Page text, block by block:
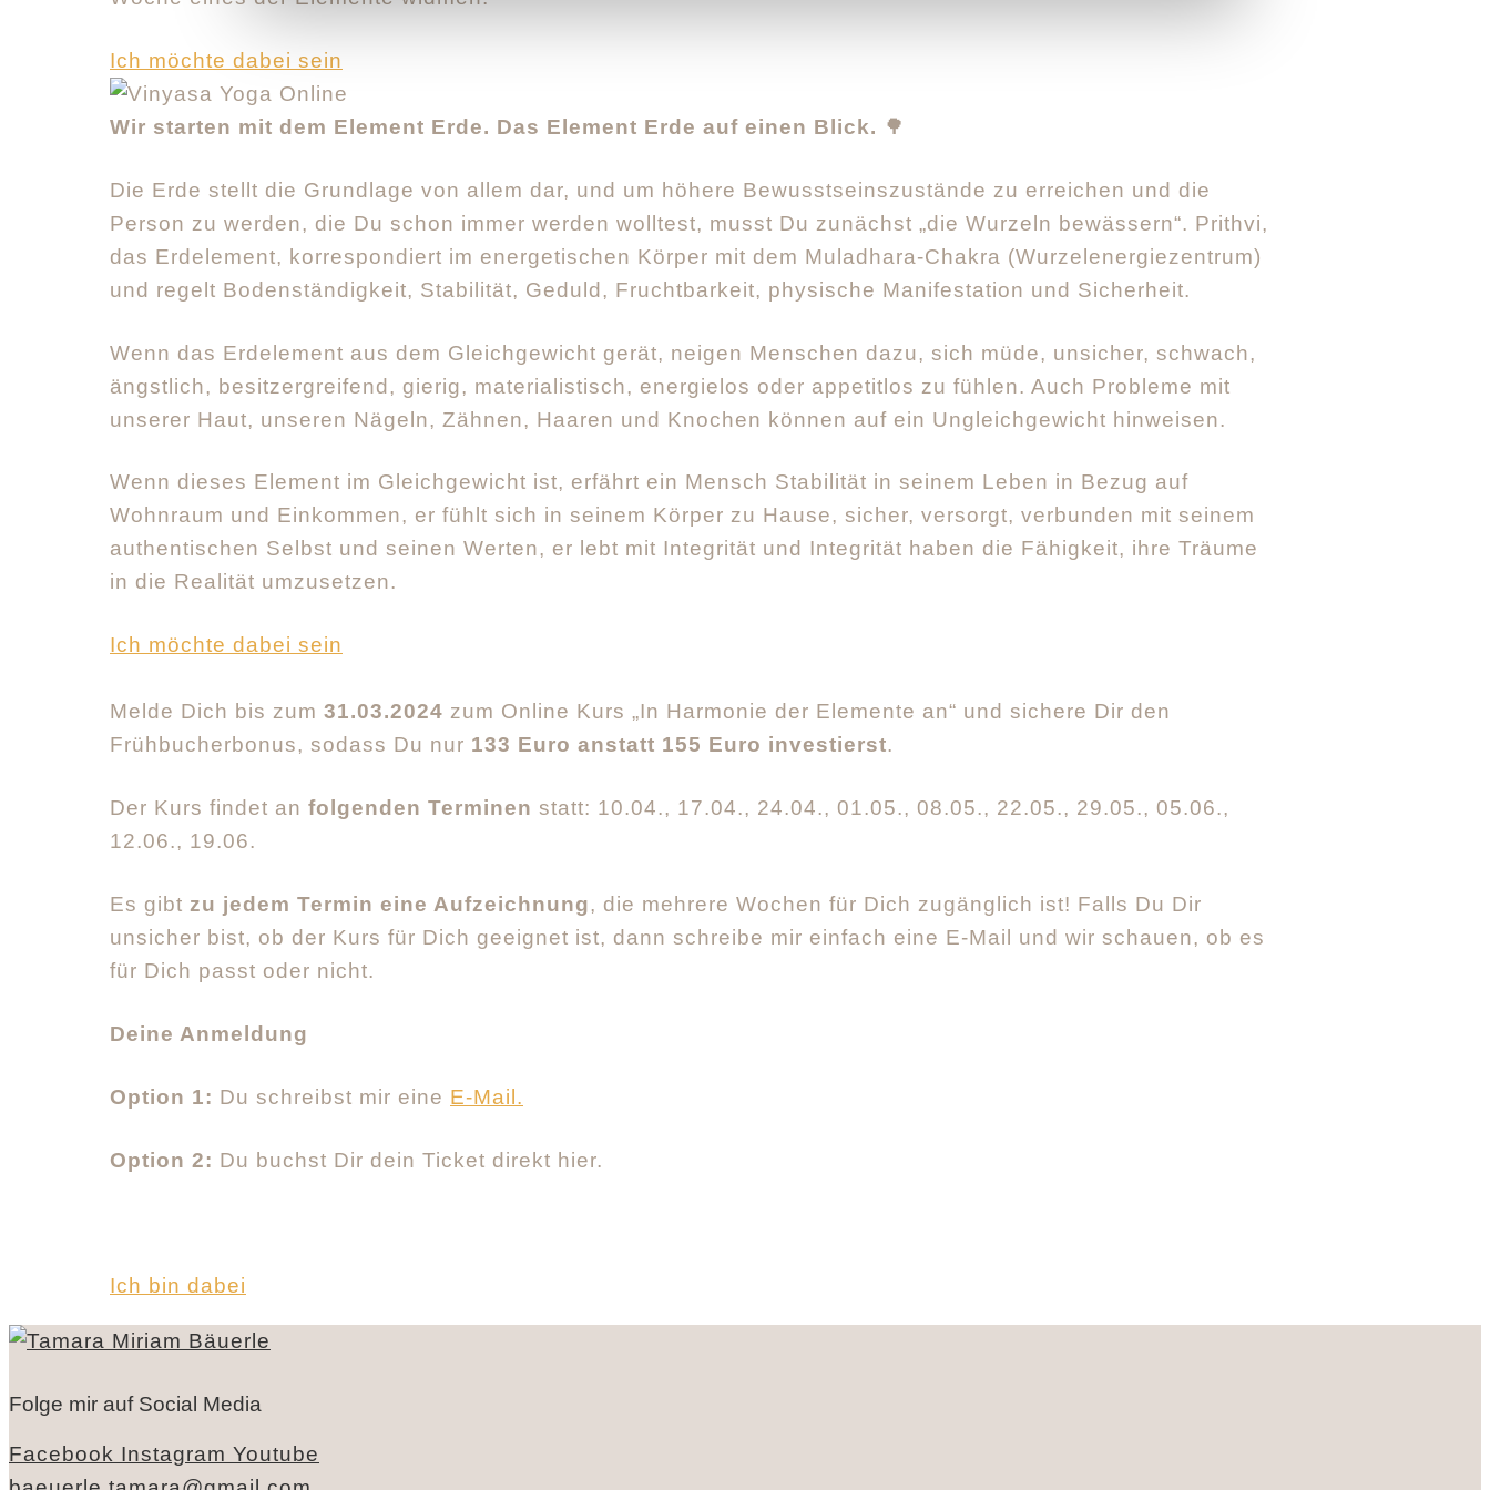
Ich möchte dabei sein
Wir starten mit dem Element Erde. Das Element Erde auf einen Blick. 🌳
Die Erde stellt die Grundlage von allem dar, und um höhere Bewusstseinszustände zu erreichen und die
Person zu werden, die Du schon immer werden wolltest, musst Du zunächst „die Wurzeln bewässern“. Prithvi,
das Erdelement, korrespondiert im energetischen Körper mit dem Muladhara-Chakra (Wurzelenergiezentrum)
und regelt Bodenständigkeit, Stabilität, Geduld, Fruchtbarkeit, physische Manifestation und Sicherheit.
Wenn das Erdelement aus dem Gleichgewicht gerät, neigen Menschen dazu, sich müde, unsicher, schwach,
ängstlich, besitzergreifend, gierig, materialistisch, energielos oder appetitlos zu fühlen. Auch Probleme mit
unserer Haut, unseren Nägeln, Zähnen, Haaren und Knochen können auf ein Ungleichgewicht hinweisen.
Wenn dieses Element im Gleichgewicht ist, erfährt ein Mensch Stabilität in seinem Leben in Bezug auf
Wohnraum und Einkommen, er fühlt sich in seinem Körper zu Hause, sicher, versorgt, verbunden mit seinem
authentischen Selbst und seinen Werten, er lebt mit Integrität und Integrität haben die Fähigkeit, ihre Träume
in die Realität umzusetzen.
Ich möchte dabei sein
Melde Dich bis zum 31.03.2024 zum Online Kurs „In Harmonie der Elemente an“ und sichere Dir den
Frühbucherbonus, sodass Du nur 133 Euro anstatt 155 Euro investierst.
Der Kurs findet an folgenden Terminen statt: 10.04., 17.04., 24.04., 01.05., 08.05., 22.05., 29.05., 05.06.,
12.06., 19.06.
Es gibt zu jedem Termin eine Aufzeichnung, die mehrere Wochen für Dich zugänglich ist! Falls Du Dir
unsicher bist, ob der Kurs für Dich geeignet ist, dann schreibe mir einfach eine E-Mail und wir schauen, ob es
für Dich passt oder nicht.
Deine Anmeldung
Option 1: Du schreibst mir eine E-Mail.
Option 2: Du buchst Dir dein Ticket direkt hier.
Ich bin dabei
Folge mir auf Social Media
Facebook Instagram Youtube